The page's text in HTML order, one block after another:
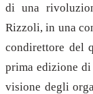
di una
Rizzoli, in una
condirettore del
prima edizione
visione degli